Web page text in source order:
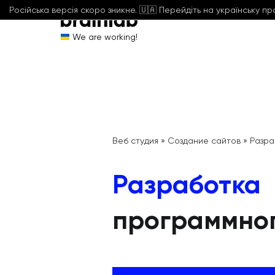
Російська версія скоро зникне. 🇺🇦 Перейдіть на українську
We are working!
Веб студия » Создание сайтов »
Разработка